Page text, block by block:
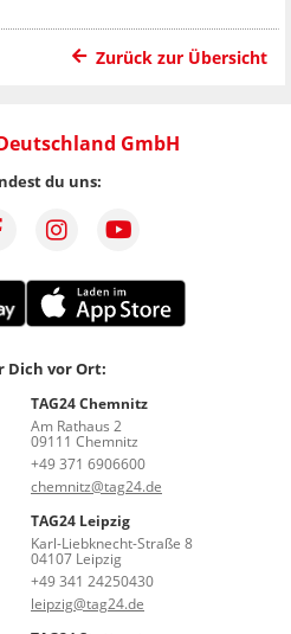
Zurück zur Übersicht
GmbH
du uns:
Dich vor Ort:
TAG24 Chemnitz
Am Rathaus 2
09111 Chemnitz
+49 371 6906600
chemnitz@tag24.de
TAG24 Leipzig
Karl-Liebknecht-Straße 8
04107 Leipzig
+49 341 24250430
leipzig@tag24.de